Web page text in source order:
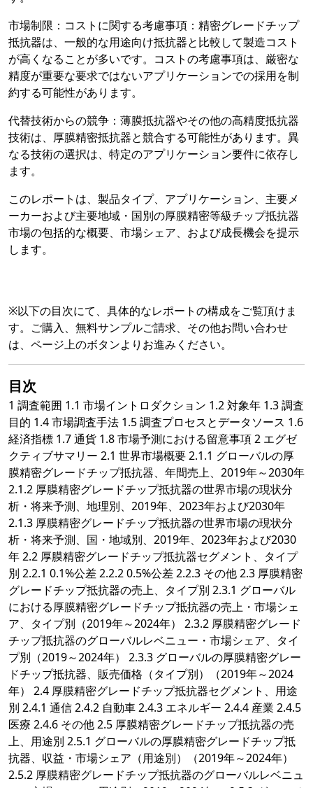
市場制限：コストに関する考慮事項：精密グレードチップ
抵抗器は、一般的な用途向け抵抗器と比較して製造コスト
が高くなることが多いです。コストの考慮事項は、厳密な
精度が重要な要求ではないアプリケーションでの採用を制
約する可能性があります。
代替技術からの競争：薄膜抵抗器やその他の高精度抵抗器
技術は、厚膜精密抵抗器と競合する可能性があります。異
なる技術の選択は、特定のアプリケーション要件に依存し
ます。
このレポートは、製品タイプ、アプリケーション、主要メ
ーカーおよび主要地域・国別の厚膜精密等級チップ抵抗器
市場の包括的な概要、市場シェア、および成長機会を提示
します。
※以下の目次にて、具体的なレポートの構成をご覧頂けま
す。ご購入、無料サンプルご請求、その他お問い合わせ
は、ページ上のボタンよりお進みください。
目次
1 調査範囲 1.1 市場イントロダクション 1.2 対象年 1.3 調査
目的 1.4 市場調査手法 1.5 調査プロセスとデータソース 1.6
経済指標 1.7 通貨 1.8 市場予測における留意事項 2 エグゼ
クティブサマリー 2.1 世界市場概要 2.1.1 グローバルの厚
膜精密グレードチップ抵抗器、年間売上、2019年～2030年
2.1.2 厚膜精密グレードチップ抵抗器の世界市場の現状分
析・将来予測、地理別、2019年、2023年および2030年
2.1.3 厚膜精密グレードチップ抵抗器の世界市場の現状分
析・将来予測、国・地域別、2019年、2023年および2030
年 2.2 厚膜精密グレードチップ抵抗器セグメント、タイプ
別 2.2.1 0.1%公差 2.2.2 0.5%公差 2.2.3 その他 2.3 厚膜精密
グレードチップ抵抗器の売上、タイプ別 2.3.1 グローバル
における厚膜精密グレードチップ抵抗器の売上・市場シェ
ア、タイプ別（2019年～2024年） 2.3.2 厚膜精密グレード
チップ抵抗器のグローバルレベニュー・市場シェア、タイ
プ別（2019～2024年） 2.3.3 グローバルの厚膜精密グレー
ドチップ抵抗器、販売価格（タイプ別）（2019年～2024
年） 2.4 厚膜精密グレードチップ抵抗器セグメント、用途
別 2.4.1 通信 2.4.2 自動車 2.4.3 エネルギー 2.4.4 産業 2.4.5
医療 2.4.6 その他 2.5 厚膜精密グレードチップ抵抗器の売
上、用途別 2.5.1 グローバルの厚膜精密グレードチップ抵
抗器、収益・市場シェア（用途別）（2019年～2024年）
2.5.2 厚膜精密グレードチップ抵抗器のグローバルレベニュ